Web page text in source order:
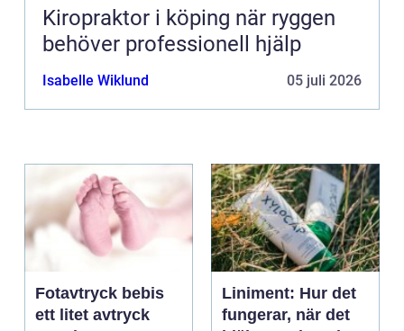
Kiropraktor i köping när ryggen
behöver professionell hjälp
Isabelle Wiklund 05 juli 2026
Fotavtryck bebis
ett litet avtryck
Liniment: Hur det
fungerar, när det